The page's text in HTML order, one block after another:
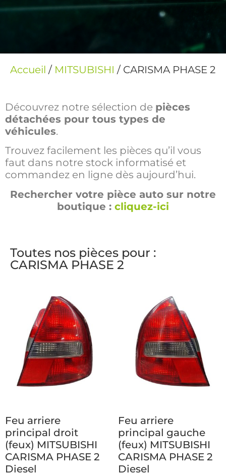
Accueil / MITSUBISHI / CARISMA PHASE 2
Découvrez notre sélection de pièces
détachées pour tous types de
véhicules.
Trouvez facilement les pièces qu’il vous
faut dans notre stock informatisé et
commandez en ligne dès aujourd’hui.
Rechercher votre pièce auto sur notre
boutique : cliquez-ici
Toutes nos pièces pour :
CARISMA PHASE 2
Feu arriere
principal droit
(feux) MITSUBISHI
CARISMA PHASE 2
Diesel
Feu arriere
principal gauche
(feux) MITSUBISHI
CARISMA PHASE 2
Diesel